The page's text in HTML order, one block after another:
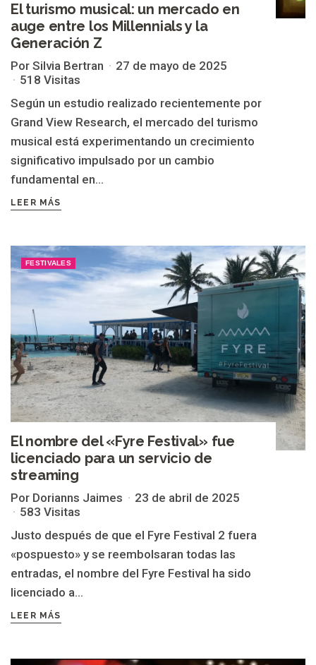
El turismo musical: un mercado en
auge entre los Millennials y la
Generación Z
Por Silvia Bertran
27 de mayo de 2025
518 Visitas
Según un estudio realizado recientemente por
Grand View Research, el mercado del turismo
musical está experimentando un crecimiento
significativo impulsado por un cambio
fundamental en...
LEER MÁS
FESTIVALES
El nombre del «Fyre Festival» fue
licenciado para un servicio de
streaming
Por Dorianns Jaimes
23 de abril de 2025
583 Visitas
Justo después de que el Fyre Festival 2 fuera
«pospuesto» y se reembolsaran todas las
entradas, el nombre del Fyre Festival ha sido
licenciado a...
LEER MÁS